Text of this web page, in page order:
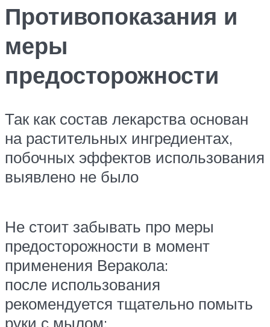
Противопоказания и
меры
предосторожности
Так как состав лекарства основан
на растительных ингредиентах,
побочных эффектов использования
выявлено не было
Не стоит забывать про меры
предосторожности в момент
применения Веракола:
после использования
рекомендуется тщательно помыть
руки с мылом;